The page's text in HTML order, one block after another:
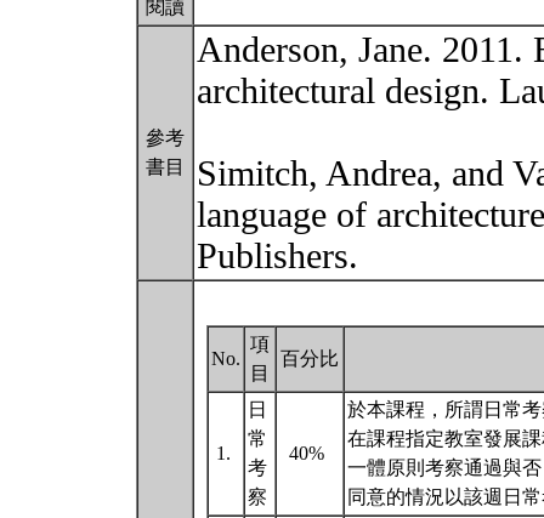
閱讀
參考
書目
Anderson, Jane. 2011.
architectural design.
Simitch, Andrea, and
language of
Publishers.
No.
項
目
百分比
1.
日
常
考
察
40%
於本課程，所謂日常
在課程指定教室發展
一體原則考察通過與
同意的情況以該週日